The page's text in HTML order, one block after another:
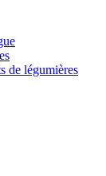
de légumières